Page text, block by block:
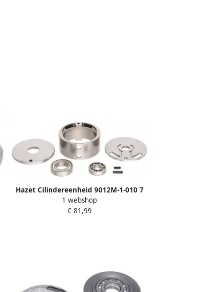
Hazet Cilindereenheid 9012M-1-010 7
1 webshop
€ 81,99